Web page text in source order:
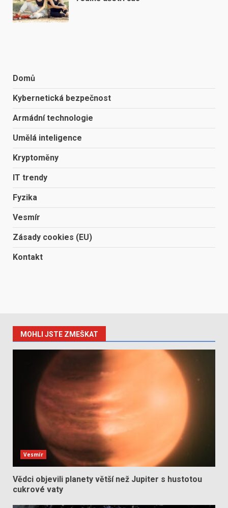
Domů
Kybernetická bezpečnost
Armádní technologie
Umělá inteligence
Kryptoměny
IT trendy
Fyzika
Vesmír
Zásady cookies (EU)
Kontakt
MOHLI JSTE ZMEŠKAT
Vesmír
Vědci objevili planety větší než Jupiter s hustotou
cukrové vaty